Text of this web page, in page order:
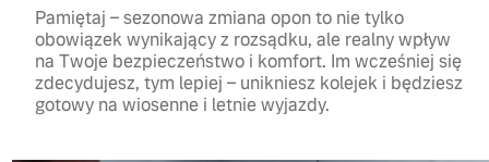
Pamiętaj – sezonowa zmiana opon to nie tylko
obowiązek wynikający z rozsądku, ale realny wpływ
na Twoje bezpieczeństwo i komfort. Im wcześniej się
zdecydujesz, tym lepiej – unikniesz kolejek i będziesz
gotowy na wiosenne i letnie wyjazdy.